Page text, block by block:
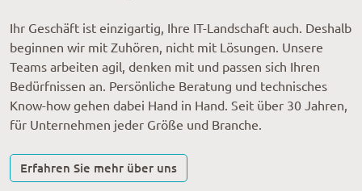
Ihr Geschäft ist einzigartig, Ihre IT-Landschaft auch. Deshalb
beginnen wir mit Zuhören, nicht mit Lösungen. Unsere
Teams arbeiten agil, denken mit und passen sich Ihren
Bedürfnissen an. Persönliche Beratung und technisches
Know-how gehen dabei Hand in Hand. Seit über 30 Jahren,
für Unternehmen jeder Größe und Branche.
Erfahren Sie mehr über uns